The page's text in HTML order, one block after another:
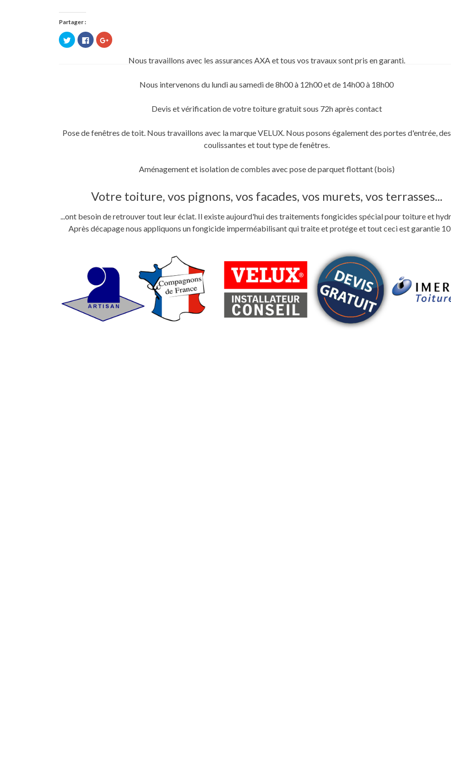
Partager :
Cliquez
pour
partager
Cliquez
pour
partager
Facebook(ouvre
Cliquez
pour
Google+Nous travaillons avec les assurances AXA et tous vos travaux sont pris en garanti.
Nous intervenons du lundi au samedi de 8h00 à 12h00 et de 14h00 à 18h00
Devis et vérification de votre toiture gratuit sous 72h après contact
Pose de fenêtres de toit. Nous travaillons avec la marque VELUX. Nous posons également des portes d'entrée,
coulissantes et tout type de fenêtres.
Aménagement et isolation de combles avec pose de parquet flottant (bois)
Votre toiture, vos pignons, vos facades, vos murets, vos terrasses...
...ont besoin de retrouver tout leur éclat. Il existe aujourd'hui des traitements fongicides spécial pour toiture et
Après décapage nous appliquons un fongicide imperméabilisant qui traite et protége et tout ceci est garantie 10